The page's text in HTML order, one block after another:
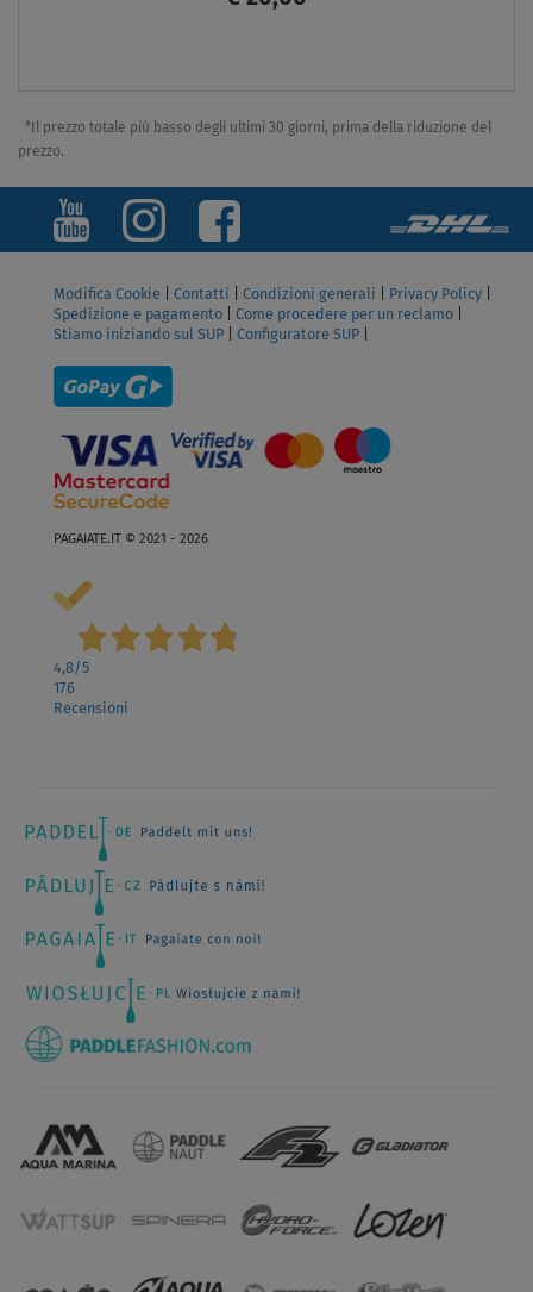
*Il prezzo totale più basso degli ultimi 30 giorni, prima della riduzione del
prezzo.
Modifica Cookie Contatti Condizioni generali Privacy Policy
Spedizione e pagamento
Come procedere per un reclamo
Stiamo iniziando sul SUP
Configuratore SUP
PAGAIATE.IT © 2021 - 2026
4,8/5
176
Recensioni